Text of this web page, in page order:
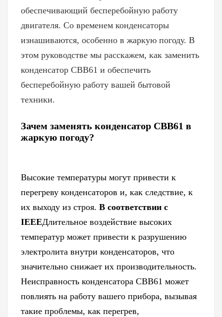
обеспечивающий бесперебойную работу
двигателя. Со временем конденсаторы
изнашиваются, особенно в жаркую погоду. В
этом руководстве мы расскажем, как заменить
конденсатор CBB61 и обеспечить
бесперебойную работу вашей бытовой
техники.
Зачем заменять конденсатор CBB61 в
жаркую погоду?
Высокие температуры могут привести к
перегреву конденсаторов и, как следствие, к
их выходу из строя.В соответствии с
IEEEДлительное воздействие высоких
температур может привести к разрушению
электролита внутри конденсаторов, что
значительно снижает их производительность.
Неисправность конденсатора CBB61 может
повлиять на работу вашего прибора, вызывая
такие проблемы, как перегрев,